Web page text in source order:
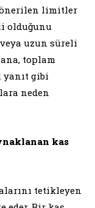
önerilen limitler
olduğunu
uzun süreli
toplam
yanıt gibi
neden
kas
tetikleyen